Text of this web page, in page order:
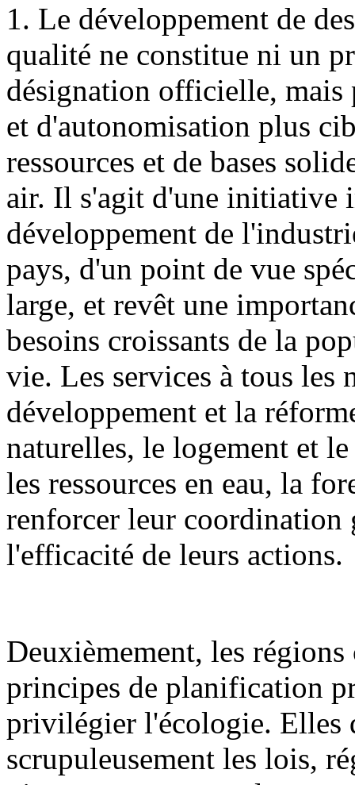
1. Le développement de
qualité ne constitue ni un
désignation officielle, mais
et d'autonomisation plus
ressources et de bases
air. Il s'agit d'une initiative
développement de
pays, d'un point de vue
large, et revêt une
besoins croissants de la
vie. Les services à tous les
développement et la
naturelles, le logement et
les ressources en eau, la
renforcer leur coordination
l'efficacité de leurs actions.
Deuxièmement, les
principes de planification
privilégier l'écologie. Elles
scrupuleusement les lois,